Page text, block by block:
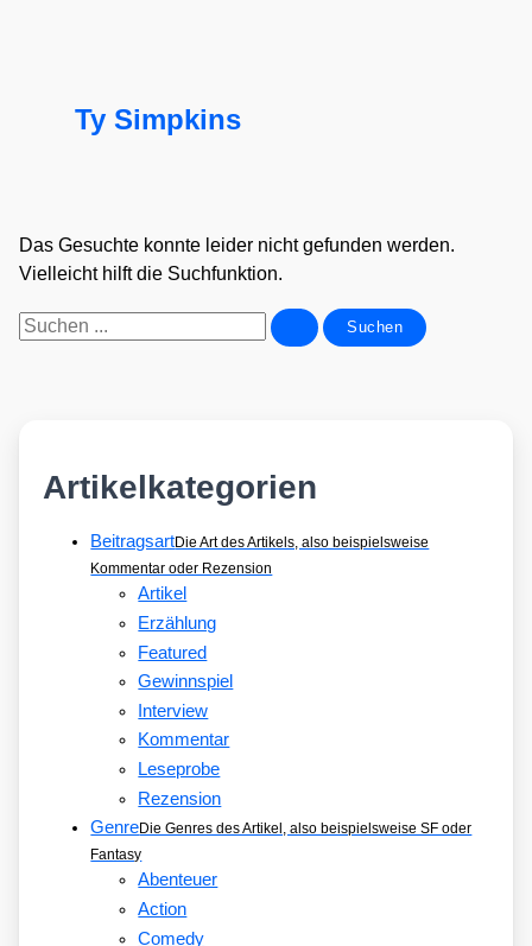
Ty Simpkins
Das Gesuchte konnte leider nicht gefunden werden.
Vielleicht hilft die Suchfunktion.
Suchen
Artikelkategorien
BeitragsartDie Art des Artikels, also beispielsweise
Kommentar oder Rezension
Artikel
Erzählung
Featured
Gewinnspiel
Interview
Kommentar
Leseprobe
Rezension
GenreDie Genres des Artikel, also beispielsweise SF oder
Fantasy
Abenteuer
Action
Comedy